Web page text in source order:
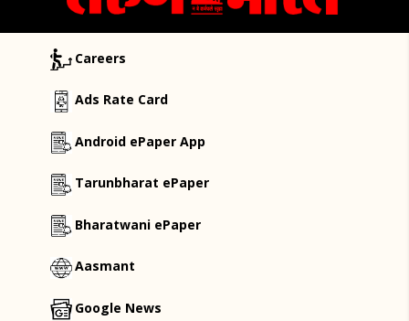
Careers
Ads Rate Card
Android ePaper App
Tarunbharat ePaper
Bharatwani ePaper
Aasmant
Google News